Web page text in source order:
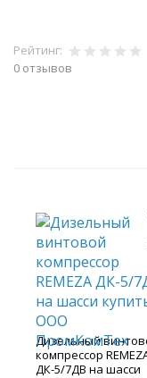
Рейтинг:
0 отзывов
Дизельный
компрессор
ДК-5/7ДВ на шасси